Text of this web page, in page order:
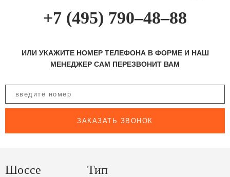
+7 (495) 790–48–88
ИЛИ УКАЖИТЕ НОМЕР ТЕЛЕФОНА В ФОРМЕ И НАШ
МЕНЕДЖЕР САМ ПЕРЕЗВОНИТ ВАМ
ЗАКАЗАТЬ ЗВОНОК
Шоссе Тип